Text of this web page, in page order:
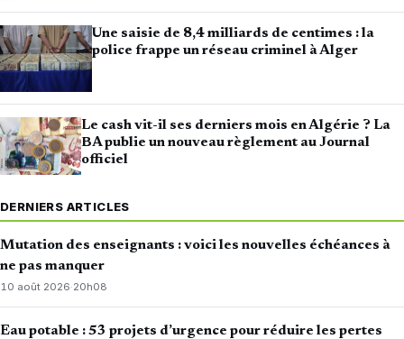
Une saisie de 8,4 milliards de centimes : la
police frappe un réseau criminel à Alger
Le cash vit-il ses derniers mois en Algérie ? La
BA publie un nouveau règlement au Journal
officiel
DERNIERS ARTICLES
Mutation des enseignants : voici les nouvelles échéances à
ne pas manquer
10 août 2026·20h08
Eau potable : 53 projets d’urgence pour réduire les pertes